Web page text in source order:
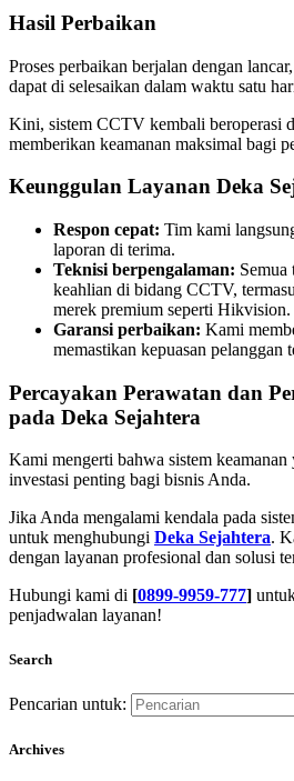
Hasil Perbaikan
Proses perbaikan berjalan dengan
dapat di selesaikan dalam waktu satu
Kini, sistem CCTV kembali beroperasi
memberikan keamanan maksimal bagi
Keunggulan Layanan Deka
Respon cepat: Tim kami
laporan di terima.
Teknisi berpengalaman:
keahlian di bidang CCTV,
merek premium seperti Hikvision.
Garansi perbaikan: Kami
memastikan kepuasan pelanggan
Percayakan Perawatan dan
pada Deka Sejahtera
Kami mengerti bahwa sistem keamanan
investasi penting bagi bisnis Anda.
Jika Anda mengalami kendala pada
untuk menghubungi Deka Sejahtera.
dengan layanan profesional dan solusi
Hubungi kami di [0899-9959-777]
penjadwalan layanan!
Search
Pencarian untuk:
Archives